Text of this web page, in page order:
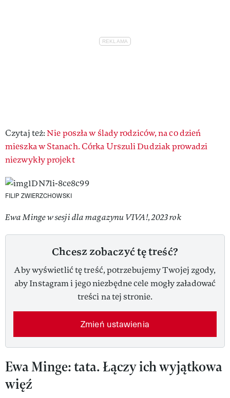
Czytaj też:Nie poszła w ślady rodziców, na co dzień
mieszka w Stanach. Córka Urszuli Dudziak prowadzi
niezwykły projekt
FILIP ZWIERZCHOWSKI
Ewa Minge w sesji dla magazynu VIVA!, 2023 rok
Chcesz zobaczyć tę treść?
Aby wyświetlić tę treść, potrzebujemy Twojej zgody,
aby Instagram i jego niezbędne cele mogły załadować
treści na tej stronie.
Zmień ustawienia
Ewa Minge: tata. Łączy ich wyjątkowa
więź